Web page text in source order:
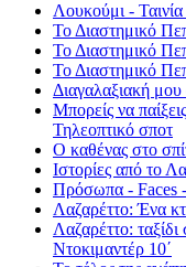
Λουκούμι -
Το Διαστημικό
Το Διαστημικό
Το Διαστημικό
Διαγαλαξιακή
Μπορείς να
Τηλεοπτικό σποτ
Ο καθένας στο
Ιστορίες από το
Πρόσωπα - Faces
Λαζαρέττο: Ένα
Λαζαρέττο:
Ντοκιμαντέρ 10΄